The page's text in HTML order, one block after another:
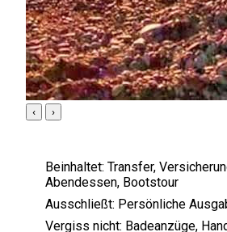
‹ ›
Beinhaltet: Transfer,
Abendessen, Bootstour
Ausschließt: Persönliche
Vergiss nicht: Badeanzüge,